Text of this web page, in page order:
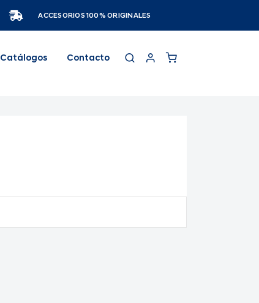
ACCESORIOS 100% ORIGINALES
Catálogos Contacto